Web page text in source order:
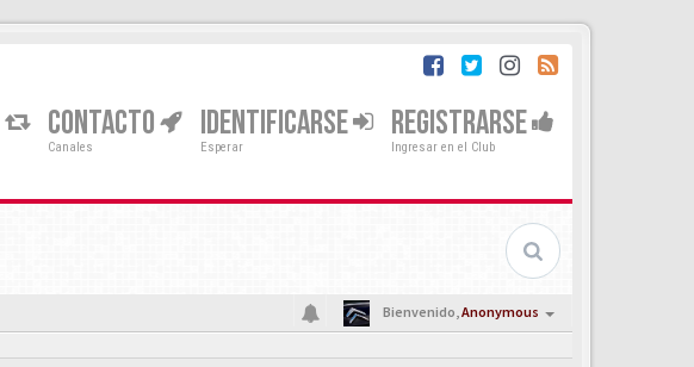
CONTACTO
Canales
IDENTIFICARSE
Esperar
REGISTRARSE
Ingresar en el Club
Bienvenido,Anonymous